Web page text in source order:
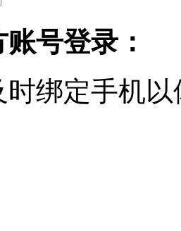
号登录：
绑定手机